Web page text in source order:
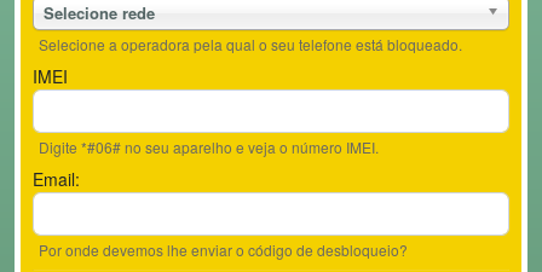
Selecione rede
Selecione a operadora pela qual o seu telefone está bloqueado.
IMEI
Digite *#06# no seu aparelho e veja o número IMEI.
Email:
Por onde devemos lhe enviar o código de desbloqueio?